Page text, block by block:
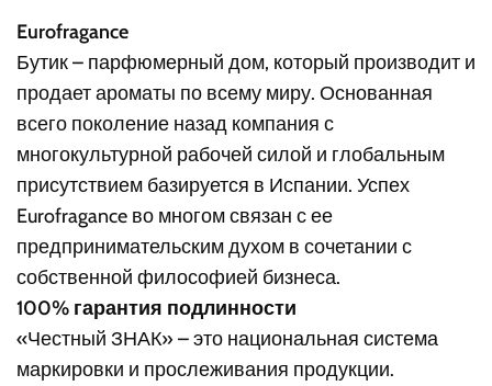
Eurofragance
Бутик – парфюмерный дом, который производит и
продает ароматы по всему миру. Основанная
всего поколение назад компания с
многокультурной рабочей силой и глобальным
присутствием базируется в Испании. Успех
Eurofragance во многом связан с ее
предпринимательским духом в сочетании с
собственной философией бизнеса.
100% гарантия подлинности
«Честный ЗНАК» – это национальная система
маркировки и прослеживания продукции.